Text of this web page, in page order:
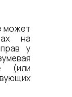
может
на
у
(или